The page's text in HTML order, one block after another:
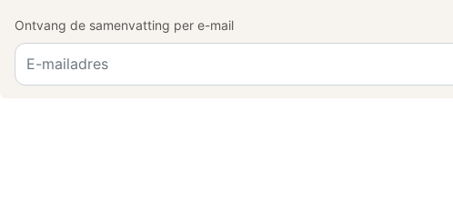
Ontvang de samenvatting per e-mail